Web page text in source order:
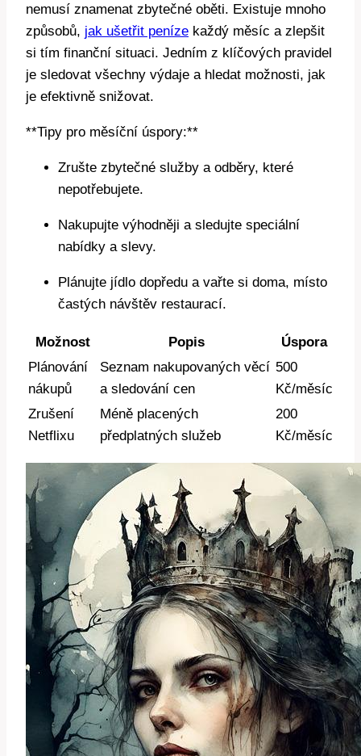
nemusí znamenat zbytečné oběti. Existuje mnoho
způsobů, jak ušetřit peníze každý měsíc a zlepšit
si tím finanční situaci. Jedním z klíčových pravidel
je sledovat všechny výdaje a hledat možnosti, jak
je efektivně snižovat.
**Tipy pro měsíční úspory:**
Zrušte zbytečné služby a odběry, které
nepotřebujete.
Nakupujte výhodněji a sledujte speciální
nabídky a slevy.
Plánujte jídlo dopředu a vařte si doma, místo
častých návštěv restaurací.
Možnost Popis
Úspora
Plánování
nákupů
Seznam nakupovaných věcí
a sledování cen
500
Kč/měsíc
Zrušení
Netflixu
Méně placených
předplatných služeb
200
Kč/měsíc